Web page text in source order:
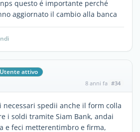
questo é importante perché
aggiornato il cambio alla banca
Utente attivo
8 anni fa #34
spedii anche il form colla
i soldi tramite Siam Bank, andai
e feci metterentimbro e firma,